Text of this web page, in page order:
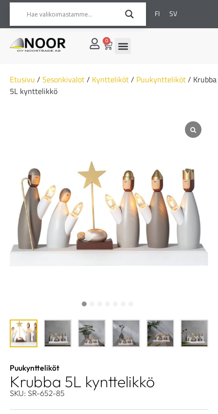
FI SV
0
Etusivu / Sesonkivalot/ Kyntteliköt/ Puukyntteliköt/ Krubba
5L kynttelikkö
Puukyntteliköt
Krubba 5L kynttelikkö
SKU: SR-652-85